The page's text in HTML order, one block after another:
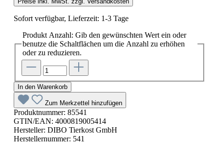
Sofort verfügbar, Lieferzeit: 1-3 Tage
Produkt Anzahl: Gib den gewünschten Wert ein oder
benutze die Schaltflächen um die Anzahl zu erhöhen
oder zu reduzieren.
In den Warenkorb
Zum Merkzettel hinzufügen
Produktnummer: 85541
GTIN/EAN: 4000819005414
Hersteller: DIBO Tierkost GmbH
Herstellernummer: 541